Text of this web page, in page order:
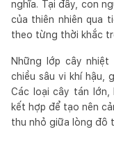
nghĩa. Tại đây, con
của thiên nhiên qua
theo từng thời khắc
Những lớp cây
chiều sâu vi khí hậu,
Các loại cây tán
kết hợp để tạo nên
thu nhỏ giữa lòng đô